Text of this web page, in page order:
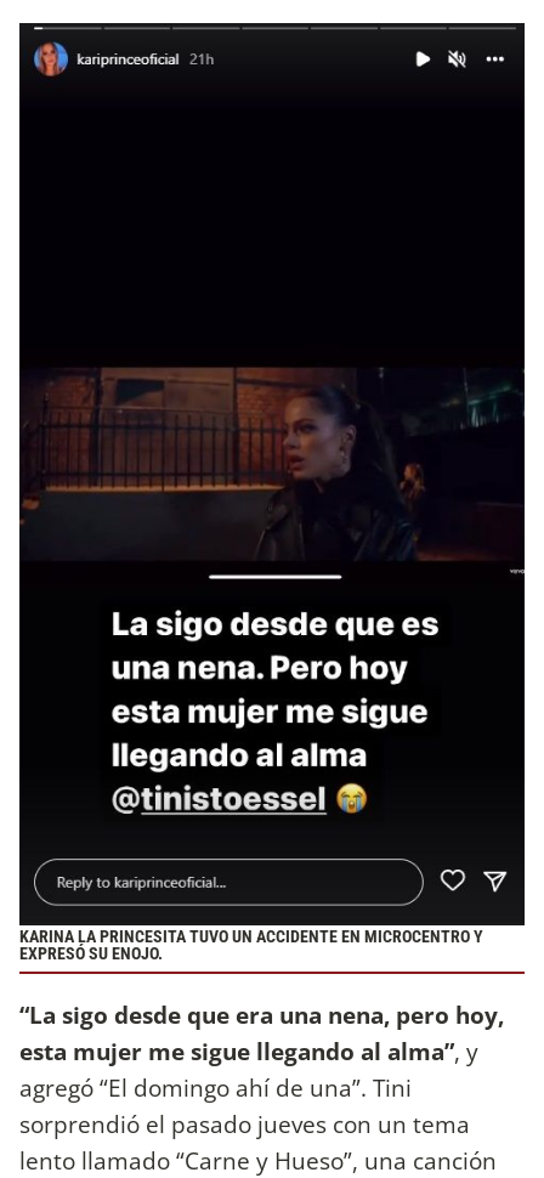
KARINA LA PRINCESITA TUVO UN ACCIDENTE EN MICROCENTRO Y
EXPRESÓ SU ENOJO.
“La sigo desde que era una nena, pero hoy,
esta mujer me sigue llegando al alma”, y
agregó “El domingo ahí de una”. Tini
sorprendió el pasado jueves con un tema
lento llamado “Carne y Hueso”, una canción